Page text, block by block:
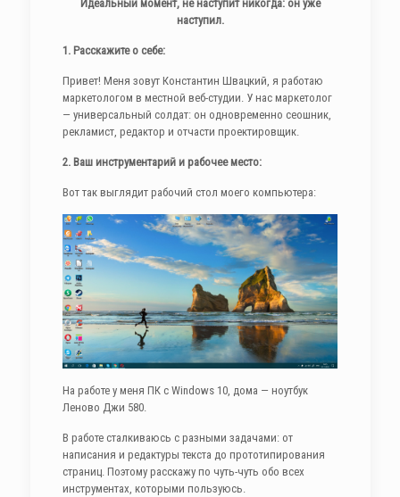
Идеальный момент, не наступит никогда: он уже
наступил.
1. Расскажите о себе:
Привет! Меня зовут Константин Швацкий, я работаю
маркетологом в местной веб-студии. У нас маркетолог
— универсальный солдат: он одновременно сеошник,
рекламист, редактор и отчасти проектировщик.
2. Ваш инструментарий и рабочее место:
Вот так выглядит рабочий стол моего компьютера:
На работе у меня ПК с Windows 10, дома — ноутбук
Леново Джи 580.
В работе сталкиваюсь с разными задачами: от
написания и редактуры текста до прототипирования
страниц. Поэтому расскажу по чуть-чуть обо всех
инструментах, которыми пользуюсь.